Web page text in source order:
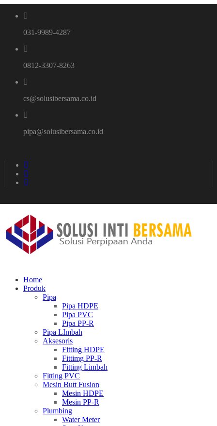
031-9989-4287
0812-3307-8263
cs@solusibersama.co.id
pipa@solusibersama.co.id
Home
Produk
Pipa
Pipa HDPE
Pipa PVC
Pipa PP-R
Pipa LImbah
Aksesoris
Fitting HDPE
Fittimg PP-R
Fitting Limbah
Fitting PVC
Mesin Butt Fusion
Mesin HDPE
Mesin PP-R
Plumbing
Water Meter